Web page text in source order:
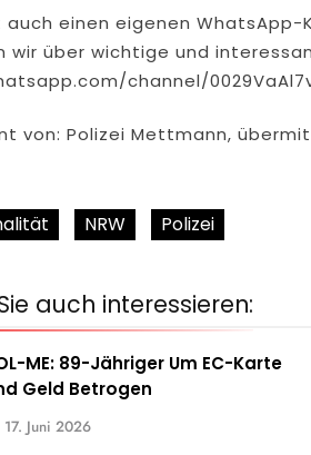
einen eigenen WhatsApp-
wir über wichtige und
channel/
von: Polizei Mettmann,
NRW Polizei
auch interessieren:
ME: 89-Jähriger Um EC-Karte
Geld Betrogen
17. Juni 2026